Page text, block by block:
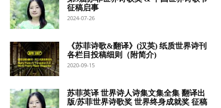
征稿启事
2024-07-26
《苏菲诗歌&翻译》(汉英) 纸质世界诗刊
各栏目投稿细则（附简介)
2020-09-15
苏菲英译 世界诗人诗集文集全集 翻译出
版/苏菲世界诗歌奖 世界终身成就奖 征稿